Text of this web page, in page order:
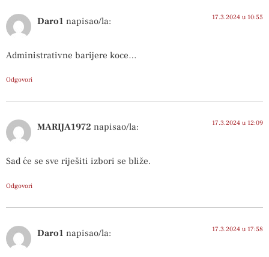
Daro1 napisao/la: 17.3.2024 u 10:55
Administrativne barijere koce…
Odgovori
MARIJA1972 napisao/la: 17.3.2024 u 12:09
Sad će se sve riješiti izbori se bliže.
Odgovori
Daro1 napisao/la: 17.3.2024 u 17:58